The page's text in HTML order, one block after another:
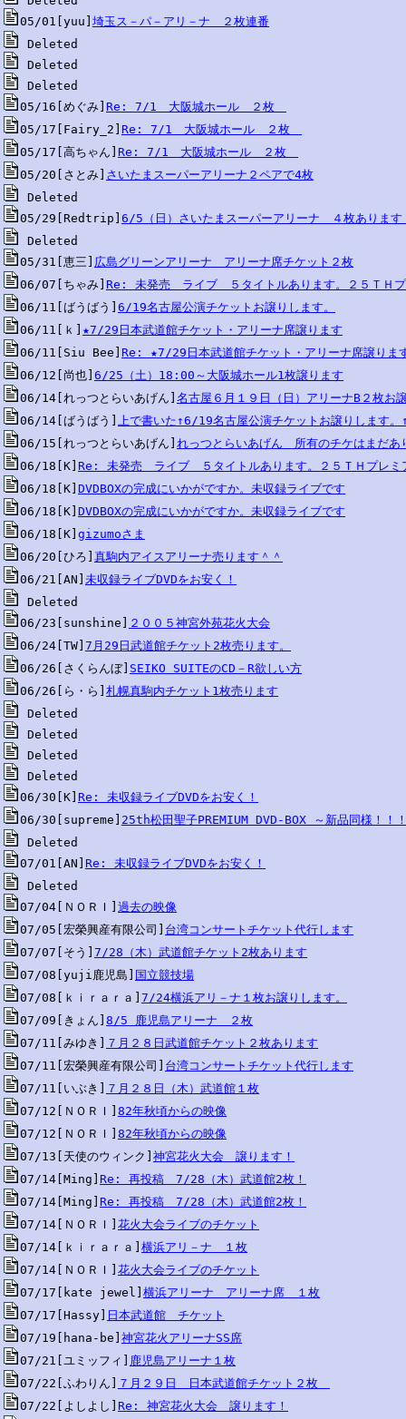
05/01[yuu] 埼玉ス－パ－アリ－ナ　２枚連番
05/16[めぐみ] Re: 7/1　大阪城ホール　２枚
05/17[Fairy_2] Re: 7/1　大阪城ホール　２枚
05/17[高ちゃん] Re: 7/1　大阪城ホール　２枚
05/20[さとみ] さいたまスーパーアリーナ２ペアで4枚
05/29[Redtrip] 6/5（日）さいたまスーパーアリーナ　４枚あります
05/31[恵三] 広島グリーンアリーナ　アリーナ席チケット２枚
06/07[ちゃみ] Re: 未発売　ライブ　５タイトルあります。２５ＴＨ
06/11[ばうばう] 6/19名古屋公演チケットお譲りします。
06/11[ｋ] ★7/29日本武道館チケット・アリーナ席譲ります
06/11[Siu Bee] Re: ★7/29日本武道館チケット・アリーナ席譲りま
06/12[尚也] 6/25（土）18:00～大阪城ホール1枚譲ります
06/14[れっつとらいあげん] 名古屋６月１９日（日）アリーナB２枚お
06/14[ばうばう] 上で書いた↑6/19名古屋公演チケットお譲りします。
06/15[れっつとらいあげん] れっつとらいあげん　所有のチケはまだあ
06/18[K] Re: 未発売　ライブ　５タイトルあります。２５ＴＨプレミ
06/18[K] DVDBOXの完成にいかがですか。未収録ライブです
06/18[K] DVDBOXの完成にいかがですか。未収録ライブです
06/18[K] gizumoさま
06/20[ひろ] 真駒内アイスアリーナ売ります＾＾
06/21[AN] 未収録ライブDVDをお安く！
06/23[sunshine]
２００５神宮外苑花火大会
06/24[TW] 7月29日武道館チケット2枚売ります。
06/26[さくらんぼ] SEIKO SUITEのCD－R欲しい方
06/26[ら・ら] 札幌真駒内チケット1枚売ります
06/30[K] Re: 未収録ライブDVDをお安く！
06/30[supreme] 25th松田聖子PREMIUM DVD-BOX ～新品同様！！
07/01[AN] Re: 未収録ライブDVDをお安く！
07/04[ＮＯＲＩ] 過去の映像
07/05[宏榮興産有限公司] 台湾コンサートチケット代行します
07/07[そう] 7/28（木）武道館チケット2枚あります
07/08[yuji鹿児島]
国立競技場
07/08[ｋｉｒａｒａ] 7/24横浜アリ－ナ１枚お譲りします。
07/09[きょん] 8/5 鹿児島アリーナ　２枚
07/11[みゆき]
７月２８日武道館チケット２枚あります
07/11[宏榮興産有限公司] 台湾コンサートチケット代行します
07/11[いぶき]
７月２８日（木）武道館１枚
07/12[ＮＯＲＩ] 82年秋頃からの映像
07/12[ＮＯＲＩ] 82年秋頃からの映像
07/13[天使のウィンク] 神宮花火大会　譲ります！
07/14[Ming] Re: 再投稿　7/28（木）武道館2枚！
07/14[Ming] Re: 再投稿　7/28（木）武道館2枚！
07/14[ＮＯＲＩ] 花火大会ライブのチケット
07/14[ｋｉｒａｒａ] 横浜アリ－ナ　１枚
07/14[ＮＯＲＩ] 花火大会ライブのチケット
07/17[kate jewel] 横浜アリーナ　アリーナ席　１枚
07/17[Hassy]
日本武道館　チケット
07/19[hana-be] 神宮花火アリーナSS席
07/21[ユミッフィ] 鹿児島アリーナ１枚
07/22[ふわりん]
７月２９日　日本武道館チケット２枚
07/22[よしよし] Re: 神宮花火大会　譲ります！